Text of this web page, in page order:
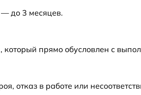
— до 3 месяцев.
который прямо обусловлен с
отказ в работе или